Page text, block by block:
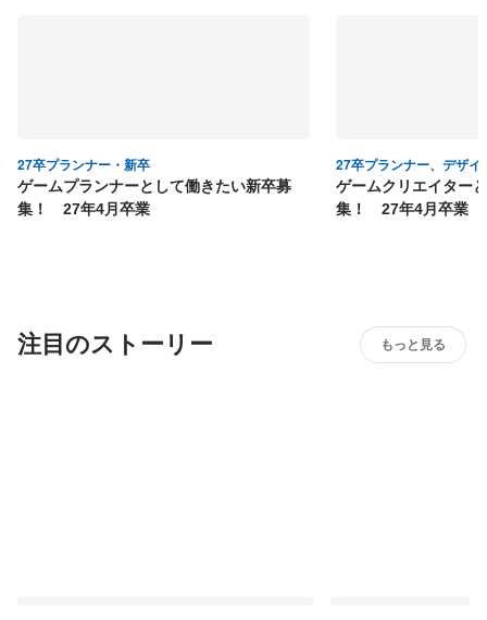
27卒プランナー・新卒
ゲームプランナーとして働きたい新卒募
集！ 27年4月卒業
27卒プランナー、デザイ
ゲームクリエイター
集！ 27年4月卒業
注目のストーリー もっと見る